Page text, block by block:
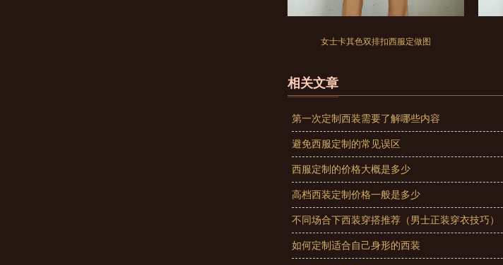
女士卡其色双排扣西服定做图
相关文章
第一次定制西装需要了解哪些内容
避免西服定制的常见误区
西服定制的价格大概是多少
高档西装定制价格一般是多少
不同场合下西装穿搭推荐（男士正装穿衣技巧）
如何定制适合自己身形的西装